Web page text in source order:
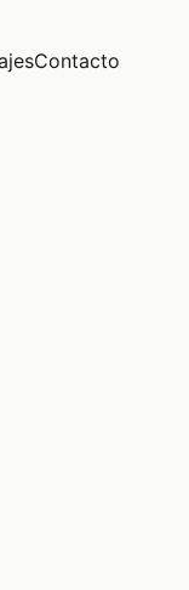
Contacto